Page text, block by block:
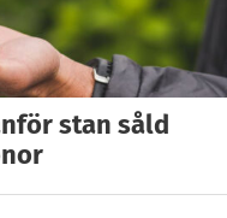
stan såld